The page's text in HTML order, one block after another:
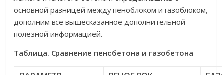
основной разницей между пеноблоком и газоблоком,
дополним все вышесказанное дополнительной
полезной информацией.
Таблица. Сравнение пенобетона и газобетона